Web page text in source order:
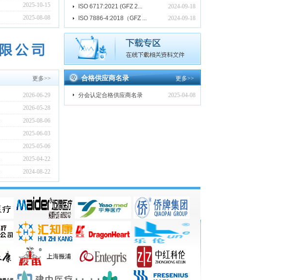
2025-10-15
2025-08-08
ISO 6717:2021 (GFZ 2...
2024-09-18
ISO 7886-4:2018（GFZ ...
2024-09-18
更多>>
2026-06-29
2026-05-28
2025-08-06
2025-06-03
2025-05-06
2025-04-22
2024-08-22
合格供应商名录 更多>>
分会认定合格供应商名录 2025-04-08